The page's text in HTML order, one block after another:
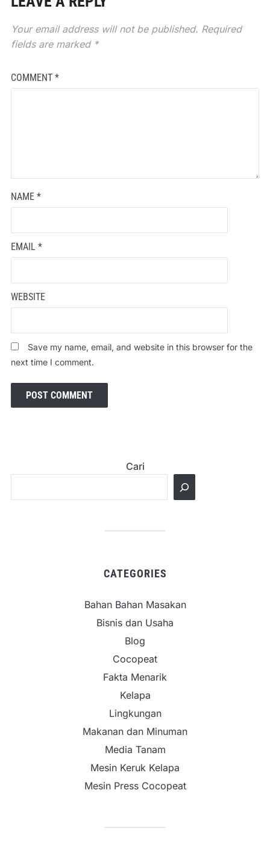
Your email address will not be published. Required
fields are marked *
COMMENT *
NAME *
EMAIL *
WEBSITE
Save my name, email, and website in this browser for the
next time I comment.
Cari
CATEGORIES
Bahan Bahan Masakan
Bisnis dan Usaha
Blog
Cocopeat
Fakta Menarik
Kelapa
Lingkungan
Makanan dan Minuman
Media Tanam
Mesin Keruk Kelapa
Mesin Press Cocopeat